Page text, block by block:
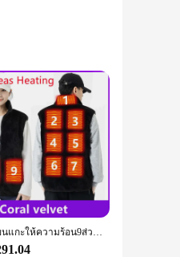
without
the slopes, or
USB port, whether
pockets ensures
เสื้อกั๊กขนแกะให้ความร้อน9ส่วนสำหรับผู้ชายและผู้หญิง, เสื้อกั๊กให้ความร้อนผ่าน USB ในฤดูหนาวให้ความร้อนด้วยตนเองเสื้อกั๊กขนแกะอุ่น